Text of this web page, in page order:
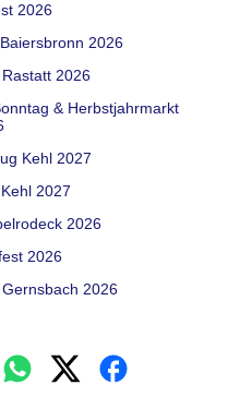
2026
2026
2026
& Herbstjahrmarkt
Kehl 2027
2027
2026
2026
2026